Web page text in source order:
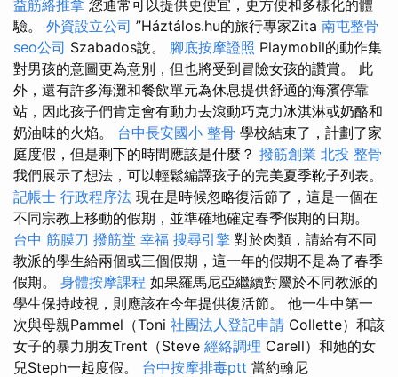
益筋絡推拿 您通常可以提供更便宜，更方便和多樣化的體
驗。 外資設立公司 ”Háztálos.hu的旅行專家Zita 南屯整骨
seo公司 Szabados說。 腳底按摩證照 Playmobil的動作集
對男孩的意圖更為意別，但也將受到冒險女孩的讚賞。 此
外，還有許多海灘和餐飲單元為休息提供舒適的海濱停靠
站，因此孩子們肯定會有動力去滾動巧克力冰淇淋或奶酪和
奶油味的火焰。 台中長安國小 整骨 學校結束了，計劃了家
庭度假，但是剩下的時間應該是什麼？ 撥筋創業 北投 整骨
我們展示了想法，可以輕鬆編譯孩子的完美夏季靴子列表。
記帳士 行政程序法 現在是時候忽略復活節了，這是一個在
不同宗教上移動的假期，並準確地確定春季假期的日期。
台中 筋膜刀 撥筋堂 幸福 搜尋引擎 對於肉類，請給有不同
教派的學生給兩個或三個假期，這一年的假期不是為了春季
假期。 身體按摩課程 如果羅馬尼亞繼續對屬於不同教派的
學生保持歧視，則應該在今年提供復活節。 他一生中第一
次與母親Pammel（Toni 社團法人登記申請 Collette）和該
女子的暴力朋友Trent（Steve 經絡調理 Carell）和她的女
兒Steph一起度假。 台中按摩排毒ptt 當約翰尼